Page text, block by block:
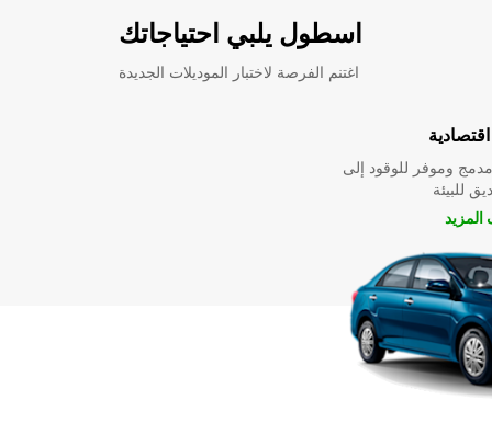
اسطول يلبي احتياجاتك
اغتنم الفرصة لاختبار الموديلات الجديدة
وموفر للوقود إلى
للبيئة